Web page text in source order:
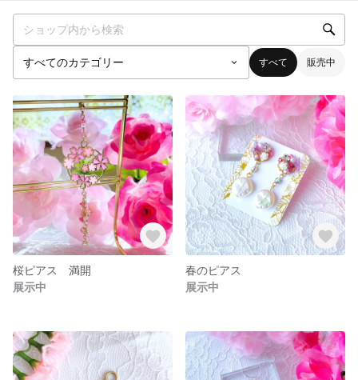
すべて 販売中
桜ピアス 満開
展示中
春のピアス
展示中